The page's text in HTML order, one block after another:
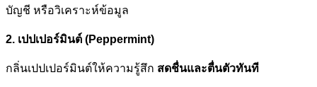
บัญชี หรือวิเคราะห์ข้อมูล
2. เปปเปอร์มินต์ (Peppermint)
กลิ่นเปปเปอร์มินต์ให้ความรู้สึก สดชื่นและตื่นตัวทันที